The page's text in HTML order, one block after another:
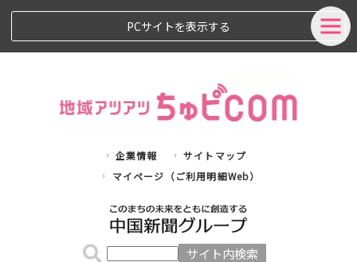
PCサイトを表示する
企業情報
サイトマップ
マイページ（ご利用明細Web）